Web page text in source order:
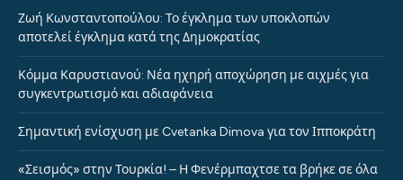
Ζωή Κωνσταντοπούλου: Το έγκλημα των υποκλοπών
αποτελεί έγκλημα κατά της Δημοκρατίας
Κόμμα Καρυστιανού: Νέα ηχηρή αποχώρηση με αιχμές για
συγκεντρωτισμό και αδιαφάνεια
Σημαντική ενίσχυση με Cvetanka Dimova για τον Ιπποκράτη
«Σεισμός» στην Τουρκία! – Η Φενέρμπαχτσε τα βρήκε σε όλα